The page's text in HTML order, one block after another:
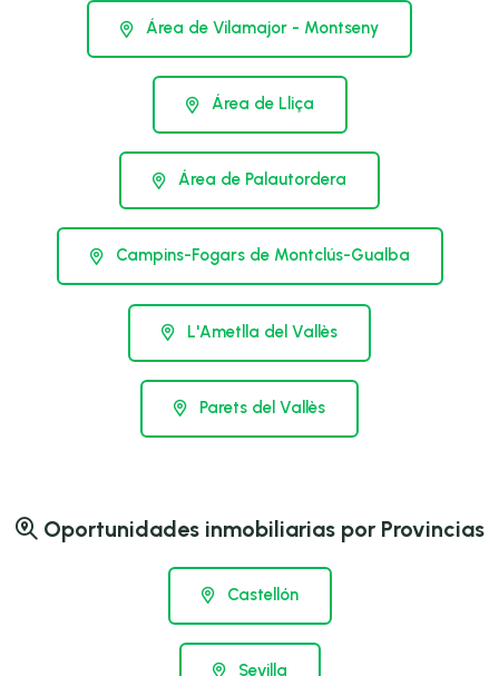
Área de Vilamajor - Montseny
Área de Lliça
Área de Palautordera
Campins-Fogars de Montclús-Gualba
L'Ametlla del Vallès
Parets del Vallès
Oportunidades inmobiliarias por Provincias
Castellón
Sevilla